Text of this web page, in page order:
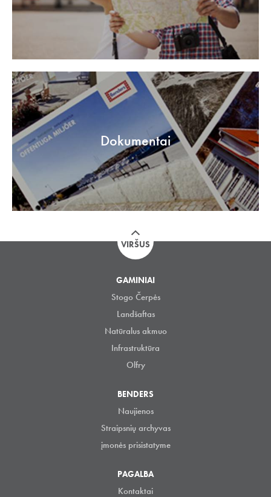
Dokumentai
VIRŠUS
GAMINIAI
Stogo Čerpės
Landšaftas
Natūralus akmuo
Infrastruktūra
Olfry
BENDERS
Naujienos
Straipsnių archyvas
įmonės prisistatyme
PAGALBA
Kontaktai